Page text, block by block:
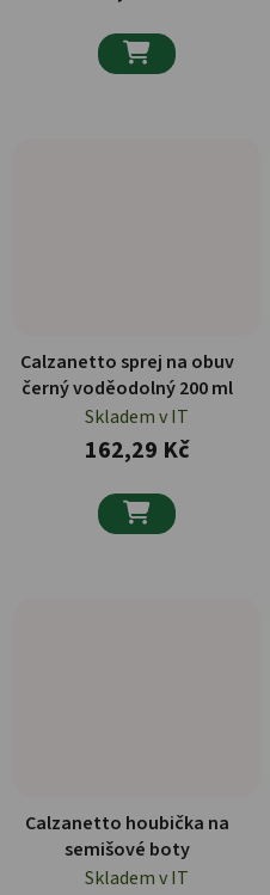

Calzanetto sprej na obuv
černý voděodolný 200 ml
Skladem v IT
162,29 Kč

Calzanetto houbička na
semišové boty
Skladem v IT